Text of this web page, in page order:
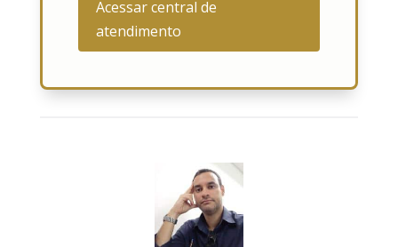
Acessar central de
atendimento